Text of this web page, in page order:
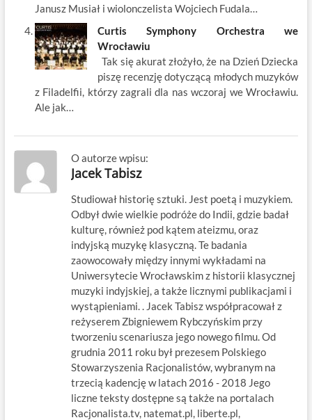
Janusz Musiał i wiolonczelista Wojciech Fudala…
Curtis Symphony Orchestra we
Wrocławiu
Tak się akurat złożyło, że na Dzień Dziecka
piszę recenzję dotyczącą młodych muzyków
z Filadelfii, którzy zagrali dla nas wczoraj we Wrocławiu.
Ale jak…
O autorze wpisu:
Jacek Tabisz
Studiował historię sztuki. Jest poetą i muzykiem.
Odbył dwie wielkie podróże do Indii, gdzie badał
kulturę, również pod kątem ateizmu, oraz
indyjską muzykę klasyczną. Te badania
zaowocowały między innymi wykładami na
Uniwersytecie Wrocławskim z historii klasycznej
muzyki indyjskiej, a także licznymi publikacjami i
wystąpieniami. . Jacek Tabisz współpracował z
reżyserem Zbigniewem Rybczyńskim przy
tworzeniu scenariusza jego nowego filmu. Od
grudnia 2011 roku był prezesem Polskiego
Stowarzyszenia Racjonalistów, wybranym na
trzecią kadencję w latach 2016 - 2018 Jego
liczne teksty dostępne są także na portalach
Racjonalista.tv, natemat.pl, liberte.pl,